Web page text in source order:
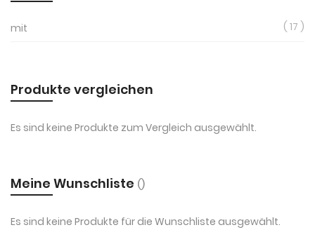
mit 17
Produkte vergleichen
Es sind keine Produkte zum Vergleich ausgewählt.
Meine Wunschliste
Es sind keine Produkte für die Wunschliste ausgewählt.